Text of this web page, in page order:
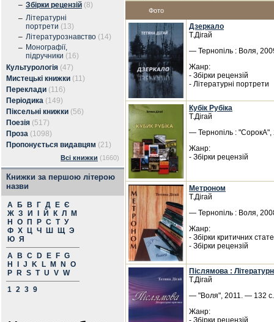
– Збірки рецензій (8)
– Літературні
портрети (13)
– Літературознавство (14)
– Монографії,
підручники (16)
Культурологія (47)
Мистецькі книжки (11)
Переклади (116)
Періодика (149)
Піксельні книжки (56)
Поезія (517)
Проза (1098)
Пропонується видавцям (21)
Всі книжки (1660)
Книжки за першою літерою
назви
А Б В Г Д Е Є
Ж З И Й К Л
М
Н
О П Р С Т У
Ф Х Ц Ч Ш Щ Э
Ю Я
A
B C D E F G
H
J K L M N
O
P
R S T U V W
1 2 3 9
Фото
Дзеркало
Т.Дігай
— Тернопіль : Воля,
Жанр:
- Збірки рецензій
- Літературні портрети
Кубік Рубіка
Т.Дігай
— Тернопіль :
Жанр:
- Збірки рецензій
Метроном
Т.Дігай
— Тернопіль : Воля,
Жанр:
- Збірки критичних
- Збірки рецензій
Післямова :
Т.Дігай
— "Воля", 2011. — 132
Жанр:
- Збірки рецензій